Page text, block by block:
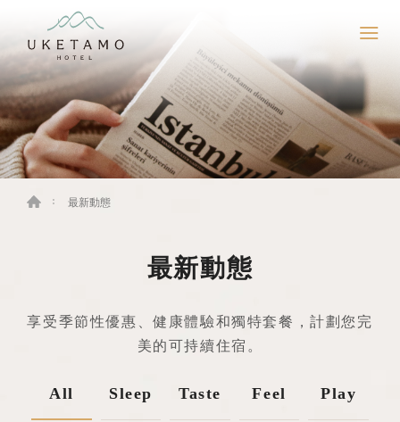
最新動態
最新動態
享受季節性優惠、健康體驗和獨特套餐，計劃您完
美的可持續住宿。
All Sleep Taste Feel Play